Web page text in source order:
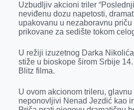
b
o
o
e
n
g
r
e
d
I
n
r
s
A
p
p
Uzbudljiv akcioni triler
neviđenu dozu napetosti,
upakovanu u nezaboravnu
prikovane za sedište tokom
U režiji izuzetnog Darka
stiže u bioskope širom Srbije
Blitz filma.
U ovom akcionom trileru,
neponovljivi Nenad Jezdić kao